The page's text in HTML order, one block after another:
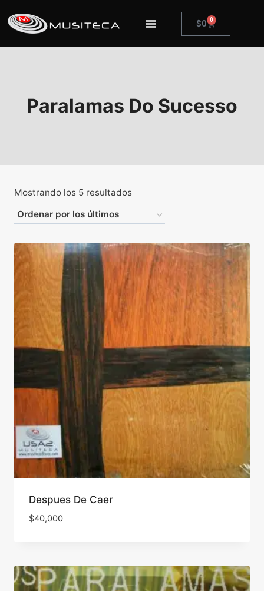
$0 0
Paralamas Do Sucesso
Mostrando los 5 resultados
Despues De Caer
$40,000